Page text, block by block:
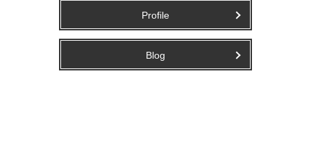
Profile
Blog